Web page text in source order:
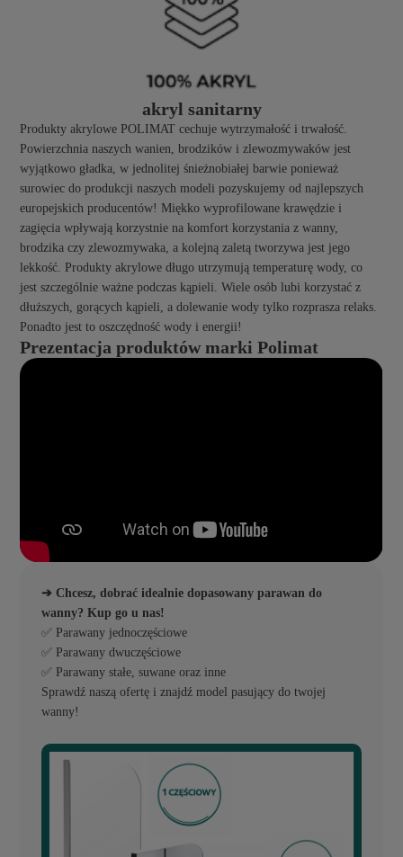
akryl sanitarny
Produkty akrylowe POLIMAT cechuje wytrzymałość i trwałość.
Powierzchnia naszych wanien, brodzików i zlewozmywaków jest
wyjątkowo gładka, w jednolitej śnieżnobiałej barwie ponieważ
surowiec do produkcji naszych modeli pozyskujemy od najlepszych
europejskich producentów! Miękko wyprofilowane krawędzie i
zagięcia wpływają korzystnie na komfort korzystania z wanny,
brodzika czy zlewozmywaka, a kolejną zaletą tworzywa jest jego
lekkość. Produkty akrylowe długo utrzymują temperaturę wody, co
jest szczególnie ważne podczas kąpieli. Wiele osób lubi korzystać z
dłuższych, gorących kąpieli, a dolewanie wody tylko rozprasza relaks.
Ponadto jest to oszczędność wody i energii!
Prezentacja produktów marki Polimat
➔ Chcesz, dobrać idealnie dopasowany parawan do
wanny? Kup go u nas!
✅ Parawany jednoczęściowe
✅ Parawany dwuczęściowe
✅ Parawany stałe, suwane oraz inne
Sprawdź naszą ofertę i znajdź model pasujący do twojej
wanny!